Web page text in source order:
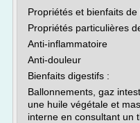
Propriétés et bienfaits
Propriétés particulières
Anti-inflammatoire
Anti-douleur
Bienfaits digestifs :
Ballonnements, gaz
une huile végétale et
interne en consultant un